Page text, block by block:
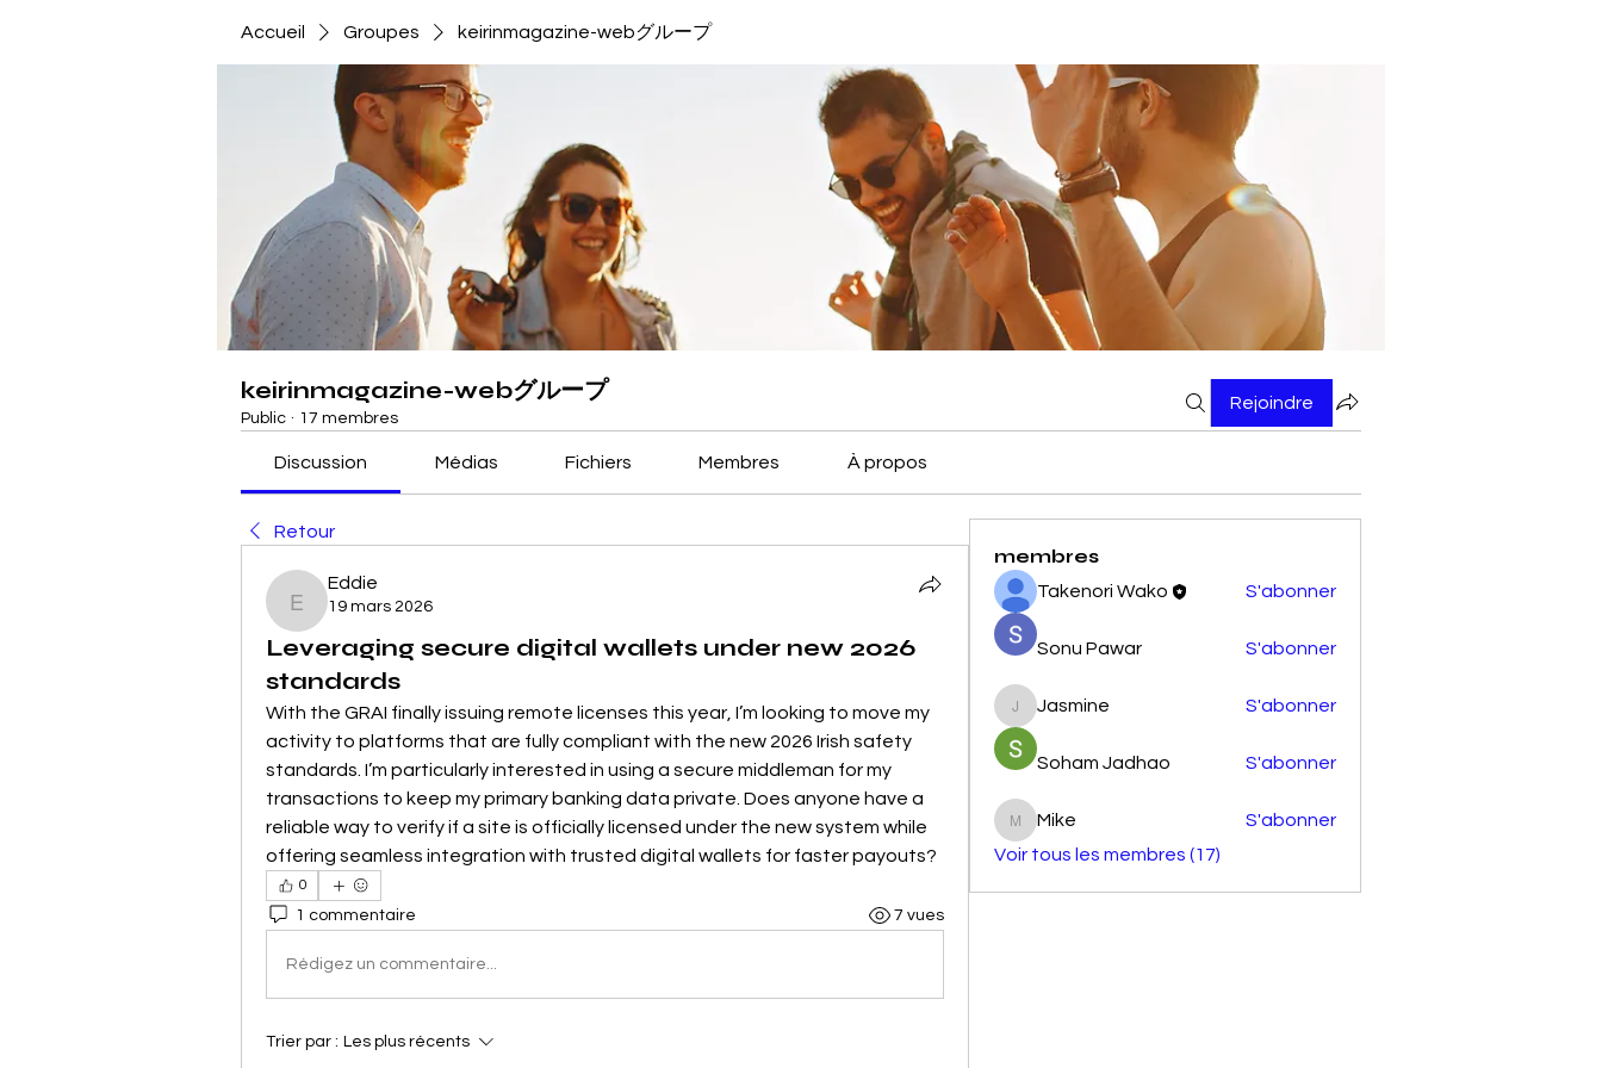
Accueil Groupes keirinmagazine-webグループ
keirinmagazine-webグループ
Public · 17 membres
Rejoindre
Discussion Médias Fichiers Membres À propos
Retour
Eddie
Eddie
19 mars 2026
Leveraging secure digital wallets under new 2026
standards
With the GRAI finally issuing remote licenses this year, I’m looking to move my
activity to platforms that are fully compliant with the new 2026 Irish safety
standards. I’m particularly interested in using a secure middleman for my
transactions to keep my primary banking data private. Does anyone have a
reliable way to verify if a site is officially licensed under the new system while
offering seamless integration with trusted digital wallets for faster payouts?
0
1 commentaire 7 vues
Rédigez un commentaire...
Trier par : Les plus récents
membres
Takenori Wako S'abonner
Sonu Pawar S'abonner
Jasmine
Jasmine S'abonner
Soham Jadhao S'abonner
Mike
Mike
S'abonner
Voir tous les membres (17)